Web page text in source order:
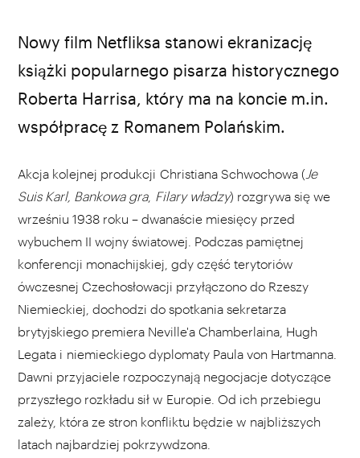
Netflix / materiały prasowe
Nowy film Netfliksa stanowi ekranizację
książki popularnego pisarza historycznego
Roberta Harrisa, który ma na koncie m.in.
współpracę z Romanem Polańskim.
Akcja kolejnej produkcji Christiana Schwochowa ( Je
Suis Karl, Bankowa gra, Filary władzy) rozgrywa się we
wrześniu 1938 roku – dwanaście miesięcy przed
wybuchem II wojny światowej. Podczas pamiętnej
konferencji monachijskiej, gdy część terytoriów
ówczesnej Czechosłowacji przyłączono do Rzeszy
Niemieckiej, dochodzi do spotkania sekretarza
brytyjskiego premiera Neville'a Chamberlaina, Hugh
Legata i niemieckiego dyplomaty Paula von Hartmanna.
Dawni przyjaciele rozpoczynają negocjacje dotyczące
przyszłego rozkładu sił w Europie. Od ich przebiegu
zależy, która ze stron konfliktu będzie w najbliższych
latach najbardziej pokrzywdzona.